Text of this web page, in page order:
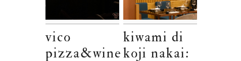
vico
pizza&wine
kiwami di
koji nakai: